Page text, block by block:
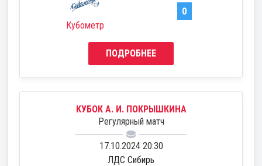
0
Кубометр
ПОДРОБНЕЕ
КУБОК А. И. ПОКРЫШКИНА
Регулярный матч
17.10.2024 20:30
ЛДС Сибирь